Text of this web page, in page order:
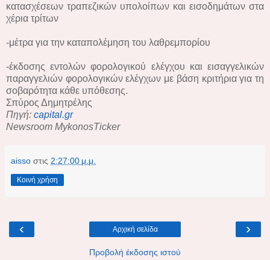
κατασχέσεων τραπεζικών υπολοίπων και εισοδημάτων στα
χέρια τρίτων
-μέτρα για την καταπολέμηση του λαθρεμπορίου
-έκδοσης εντολών φορολογικού ελέγχου και εισαγγελικών
παραγγελιών φορολογικών ελέγχων με βάση κριτήρια για τη
σοβαρότητα κάθε υπόθεσης.
Σπύρος Δημητρέλης
Πηγή: capital.gr
Newsroom MykonosTicker
aisso στις 2:27:00 μ.μ.
Κοινή χρήση
‹ ›
Αρχική σελίδα
Προβολή έκδοσης ιστού